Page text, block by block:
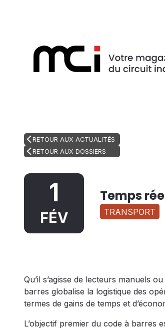
RETOUR AUX ACTUALITÉS
RETOUR AUX DOSSIERS
1
FÉV
Temps
TRANSPORT
Qu’il s’agisse de lecteurs manuels
barres globalise la logistique des
termes de gains de temps et
L’objectif premier du code à barres